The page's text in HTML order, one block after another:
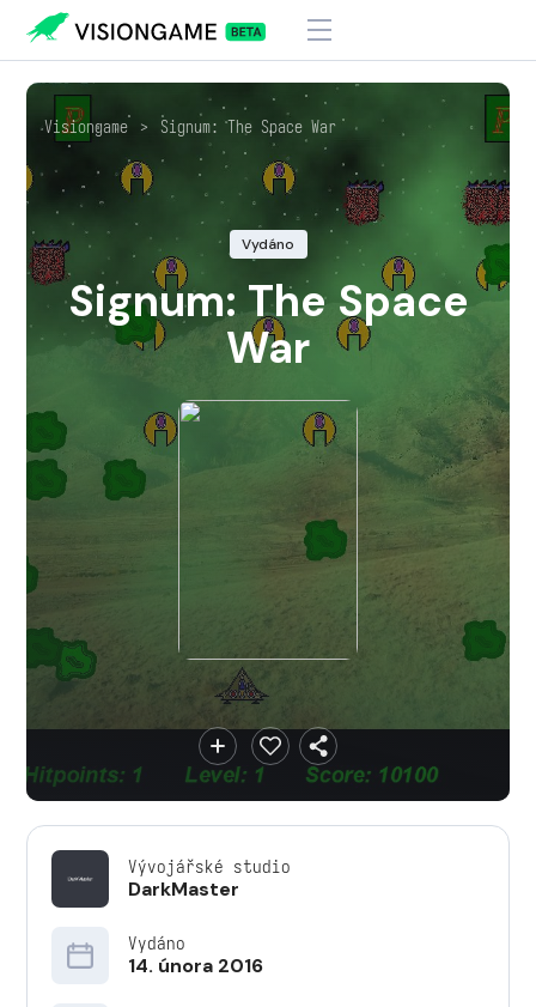
Visiongame > Signum: The Space War
Vydáno
Signum: The Space
War
Vývojářské studio
DarkMaster
Vydáno
14. února 2016